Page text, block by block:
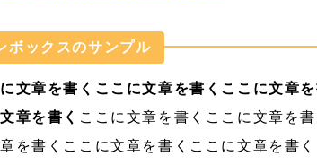
ボックスのサンプル
文章を書くここに文章を書くここに文章
章を書く ここに文章を書くここに文章を
を書くここに文章を書くここに文章を書く